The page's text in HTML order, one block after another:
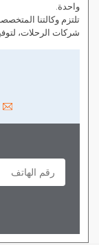
واحدة.
تلتزم وكالتنا
شركات الرحلات،